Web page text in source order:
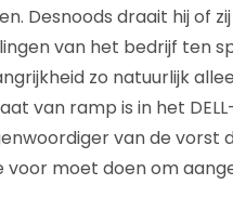
Desnoods draait hij of
van het bedrijf ten
zo natuurlijk
van ramp is in het
van de vorst
voor moet doen om